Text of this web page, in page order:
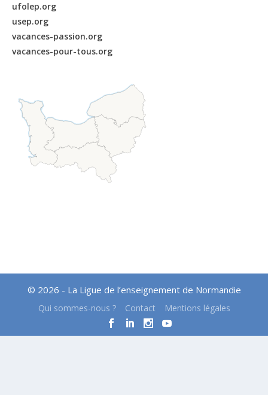
ufolep.org
usep.org
vacances-passion.org
vacances-pour-tous.org
© 2026 - La Ligue de l’enseignement de Normandie
Qui sommes-nous ? Contact Mentions légales